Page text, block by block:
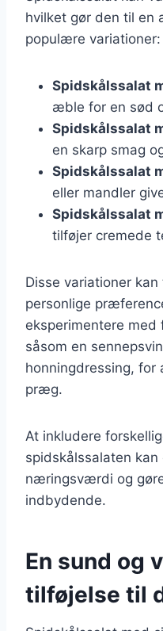
hvilket gør den til en
populære variationer:
Spidskålssalat
æble for en sød
Spidskålssalat
en skarp smag
Spidskålssalat
eller mandler
Spidskålssalat
tilføjer cremede
Disse variationer
personlige
eksperimentere med
såsom en
honningdressing, for
præg.
At inkludere
spidskålssalaten kan
næringsværdi og
indbydende.
En sund og
tilføjelse til